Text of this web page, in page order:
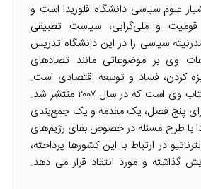
علوم سیاسی دانشگاه فلوریدا است و
و ملی‌گرایی، سیاست تطبیقی
سیاسی را در این دانشگاه تدریس
وی بر موضوعاتی مانند تضادهای
کردن، فساد و توسعه اقتصادی است.
کتاب مذکور، اولین کتاب وی است که در سال ۲۰۰۷ منتشر شد.
پنج فصل، یک مقدمه و یک جمع‌بندی
با طرح مسئله در خصوص بقای رژیم‌های
در ارتباط با این کشورها پرداخته،
گذاشته و مورد انتقاد قرار می دهد.